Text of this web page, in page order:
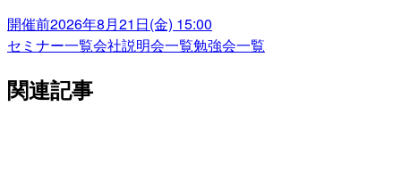
開催前2026年8月21日(金) 15:00
セミナー一覧会社説明会一覧勉強会一覧
関連記事